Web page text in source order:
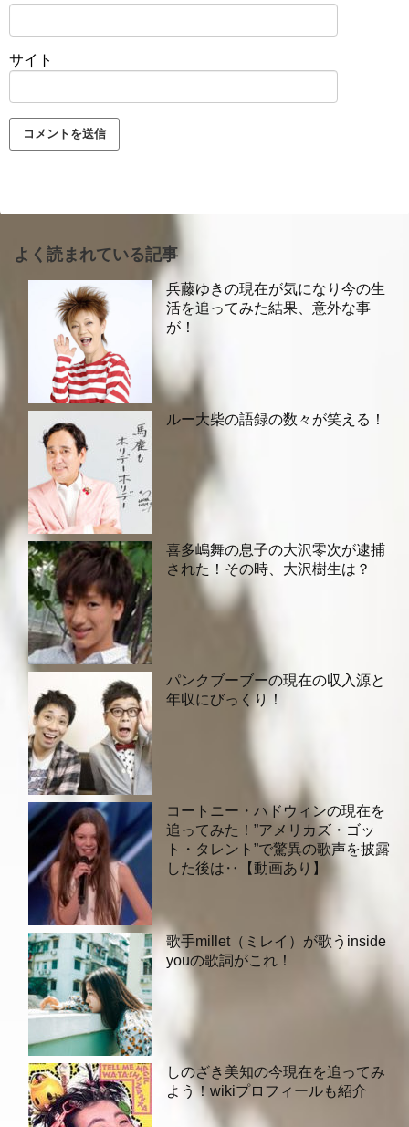
サイト
よく読まれている記事
兵藤ゆきの現在が気になり今の生
活を追ってみた結果、意外な事
が！
ルー大柴の語録の数々が笑える！
喜多嶋舞の息子の大沢零次が逮捕
された！その時、大沢樹生は？
パンクブーブーの現在の収入源と
年収にびっくり！
コートニー・ハドウィンの現在を
追ってみた！”アメリカズ・ゴッ
ト・タレント”で驚異の歌声を披露
した後は‥【動画あり】
歌手millet（ミレイ）が歌うinside
youの歌詞がこれ！
しのざき美知の今現在を追ってみ
よう！wikiプロフィールも紹介